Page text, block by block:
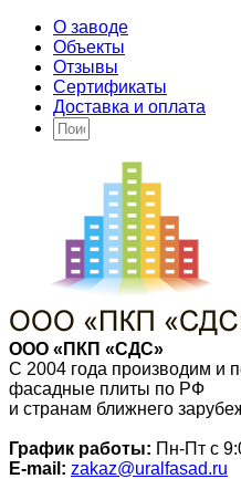
О заводе
Объекты
Отзывы
Сертификаты
Доставка и оплата
ООО «ПКП «СДС»
С 2004 года производим и
фасадные плиты по РФ
и странам ближнего
График работы: Пн-Пт с
E-mail: zakaz@uralfasad.ru